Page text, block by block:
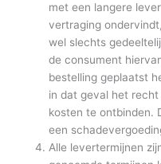
met een langere
vertraging
wel slechts
de consument
bestelling geplaatst
in dat geval het
kosten te ontbinden.
een
Alle levertermijnen